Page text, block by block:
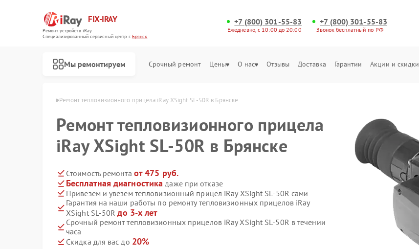
FIX-IRAY
Ремонт устройств iRay
Специализированный cервисный центр г.Брянск
+7 (800) 301-55-83
Ежедневно, с 10:00 до 20:00
+7 (800) 301-55-83
Звонок бесплатный по РФ
Мы ремонтируем Срочный ремонт Цены О нас Отзывы Доставка Гарантии Акции и скидки
iRay в Брянске Ремонт тепловизионного прицела iRay XSight SL-50R в Брянске
Ремонт тепловизионного прицела
iRay XSight SL-50R в Брянске
Стоимость ремонта от 475 руб.
Бесплатная диагностика даже при отказе
Привезем и увезем тепловизионный прицел iRay XSight SL-50R сами
Гарантия на наши работы по ремонту тепловизионных прицелов iRay
XSight SL-50Rдо 3-х лет
Срочный ремонт тепловизионных прицелов iRay XSight SL-50R в течении
часа
Скидка для вас до 20%